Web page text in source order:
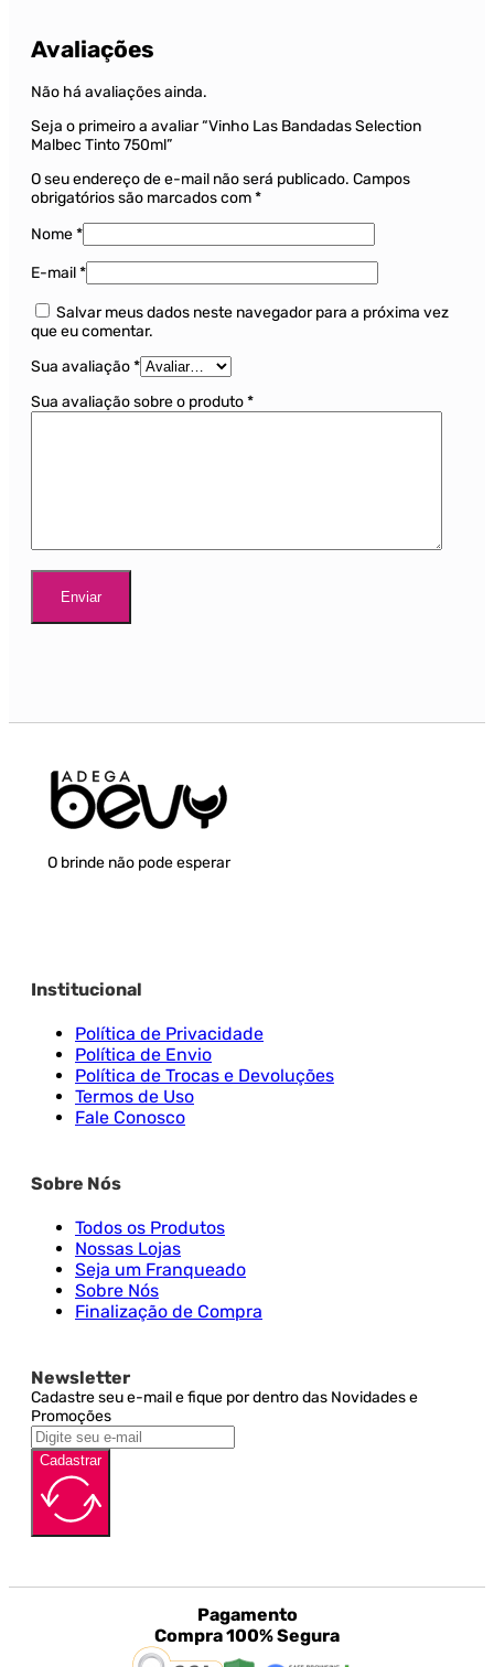
Avaliações
Não há avaliações ainda.
Seja o primeiro a avaliar “Vinho Las Bandadas Selection
Malbec Tinto 750ml”
O seu endereço de e-mail não será publicado. Campos
obrigatórios são marcados com*
Nome*
E-mail*
Salvar meus dados neste navegador para a próxima vez
que eu comentar.
Sua avaliação*
Sua avaliação sobre o produto*
O brinde não pode esperar
Institucional
Política de Privacidade
Política de Envio
Política de Trocas e Devoluções
Termos de Uso
Fale Conosco
Sobre Nós
Todos os Produtos
Nossas Lojas
Seja um Franqueado
Sobre Nós
Finalização de Compra
Newsletter
Cadastre seu e-mail e fique por dentro das Novidades e
Promoções
Cadastrar
Pagamento
Compra 100% Segura